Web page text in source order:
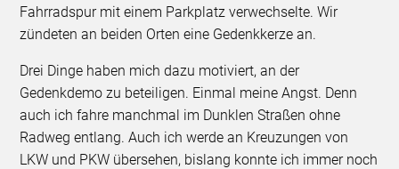
Fahrradspur mit einem Parkplatz verwechselte. Wir
zündeten an beiden Orten eine Gedenkkerze an.
Drei Dinge haben mich dazu motiviert, an der
Gedenkdemo zu beteiligen. Einmal meine Angst. Denn
auch ich fahre manchmal im Dunklen Straßen ohne
Radweg entlang. Auch ich werde an Kreuzungen von
LKW und PKW übersehen, bislang konnte ich immer noch